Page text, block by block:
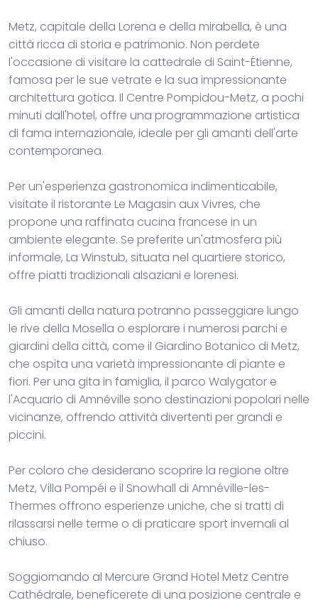
Metz, capitale della Lorena e della mirabella, è una
città ricca di storia e patrimonio. Non perdete
l'occasione di visitare la cattedrale di Saint-Étienne,
famosa per le sue vetrate e la sua impressionante
architettura gotica. Il Centre Pompidou-Metz, a pochi
minuti dall'hotel, offre una programmazione artistica
di fama internazionale, ideale per gli amanti dell'arte
contemporanea.
Per un'esperienza gastronomica indimenticabile,
visitate il ristorante Le Magasin aux Vivres, che
propone una raffinata cucina francese in un
ambiente elegante. Se preferite un'atmosfera più
informale, La Winstub, situata nel quartiere storico,
offre piatti tradizionali alsaziani e lorenesi.
Gli amanti della natura potranno passeggiare lungo
le rive della Mosella o esplorare i numerosi parchi e
giardini della città, come il Giardino Botanico di Metz,
che ospita una varietà impressionante di piante e
fiori. Per una gita in famiglia, il parco Walygator e
l'Acquario di Amnéville sono destinazioni popolari nelle
vicinanze, offrendo attività divertenti per grandi e
piccini.
Per coloro che desiderano scoprire la regione oltre
Metz, Villa Pompéi e il Snowhall di Amnéville-les-
Thermes offrono esperienze uniche, che si tratti di
rilassarsi nelle terme o di praticare sport invernali al
chiuso.
Soggiornando al Mercure Grand Hotel Metz Centre
Cathédrale, beneficerete di una posizione centrale e